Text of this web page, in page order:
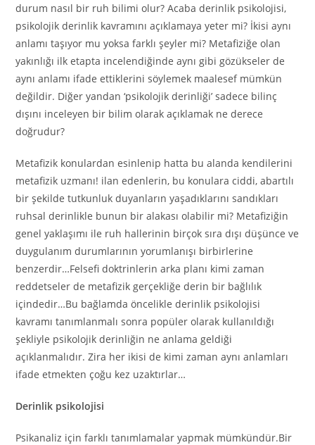
durum nasıl bir ruh bilimi olur? Acaba derinlik psikolojisi,
psikolojik derinlik kavramını açıklamaya yeter mi? İkisi aynı
anlamı taşıyor mu yoksa farklı şeyler mi? Metafiziğe olan
yakınlığı ilk etapta incelendiğinde aynı gibi gözükseler de
aynı anlamı ifade ettiklerini söylemek maalesef mümkün
değildir. Diğer yandan ‘psikolojik derinliği’ sadece bilinç
dışını inceleyen bir bilim olarak açıklamak ne derece
doğrudur?
Metafizik konulardan esinlenip hatta bu alanda kendilerini
metafizik uzmanı! ilan edenlerin, bu konulara ciddi, abartılı
bir şekilde tutkunluk duyanların yaşadıklarını sandıkları
ruhsal derinlikle bunun bir alakası olabilir mi? Metafiziğin
genel yaklaşımı ile ruh hallerinin birçok sıra dışı düşünce ve
duygulanım durumlarının yorumlanışı birbirlerine
benzerdir…Felsefi doktrinlerin arka planı kimi zaman
reddetseler de metafizik gerçekliğe derin bir bağlılık
içindedir…Bu bağlamda öncelikle derinlik psikolojisi
kavramı tanımlanmalı sonra popüler olarak kullanıldığı
şekliyle psikolojik derinliğin ne anlama geldiği
açıklanmalıdır. Zira her ikisi de kimi zaman aynı anlamları
ifade etmekten çoğu kez uzaktırlar…
Derinlik psikolojisi
Psikanaliz için farklı tanımlamalar yapmak mümkündür.Bir